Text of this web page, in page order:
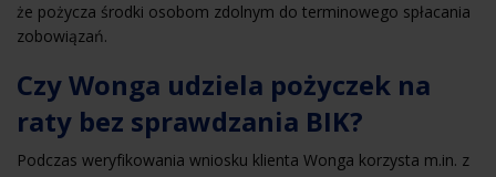
że pożycza środki osobom zdolnym do terminowego spłacania
zobowiązań.
Czy Wonga udziela pożyczek na
raty bez sprawdzania BIK?
Podczas weryfikowania wniosku klienta Wonga korzysta m.in. z